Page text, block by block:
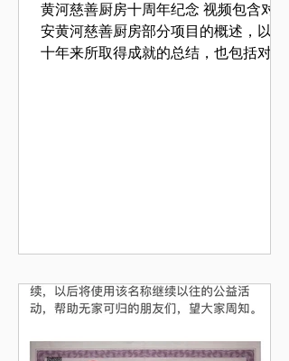
黄河慈善厨房十周年纪念 视频包含对西
安黄河慈善厨房部分项目的概述，以及
十年来所取得成就的总结，也包括对一